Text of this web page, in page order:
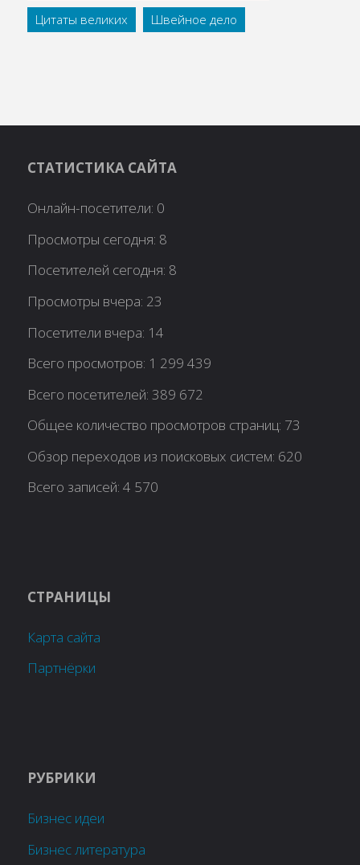
Цитаты великих
Швейное дело
СТАТИСТИКА САЙТА
Онлайн-посетители: 0
Просмотры сегодня: 8
Посетителей сегодня: 8
Просмотры вчера: 23
Посетители вчера: 14
Всего просмотров: 1 299 439
Всего посетителей:389 672
Общее количество просмотров страниц: 73
Обзор переходов из поисковых систем: 620
Всего записей:4 570
СТРАНИЦЫ
Карта сайта
Партнёрки
РУБРИКИ
Бизнес идеи
Бизнес литература